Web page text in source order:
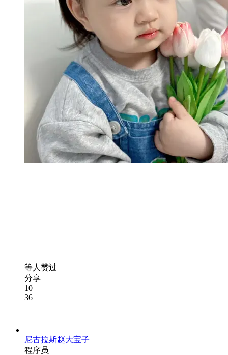
等人赞过
分享
10
36
尼古拉斯赵大宝子
程序员